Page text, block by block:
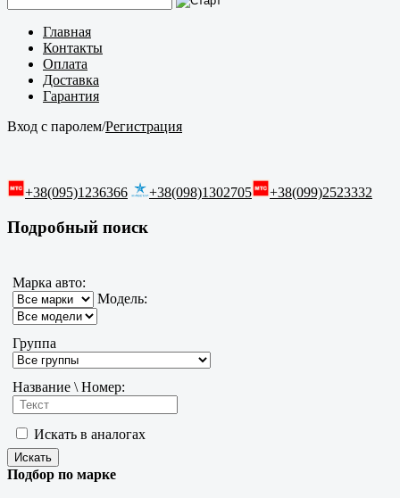
Главная
Контакты
Оплата
Доставка
Гарантия
Вход с паролем/Регистрация
+38(095)1236366 +38(098)1302705 +38(099)2523332
Подробный поиск
Марка авто:
Модель:
Группа
Название \ Номер:
Искать в аналогах
Подбор по марке